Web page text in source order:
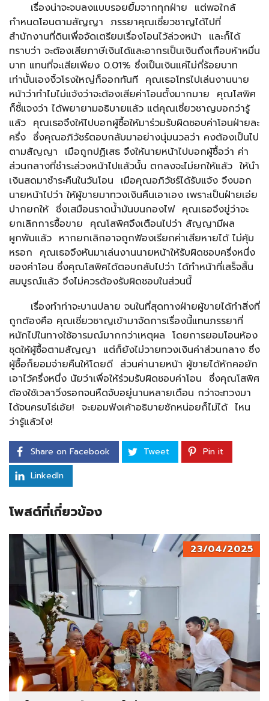
เรื่องน่าจะจบลงแบบรอยยิ้มจากทุกฝ่าย แต่พอใกล้
กำหนดโอนตามสัญญา ภรรยาคุณเชี่ยวชาญได้ไปที่
สำนักงานที่ดินเพื่อจัดเตรียมเรื่องโอนไว้ล่วงหน้า และก็ได้
ทราบว่า จะต้องเสียภาษีเงินได้และอากรเป็นเงินถึงเกือบห้าหมื่น
บาท แทนที่จะเสียเพียง 0.01% ซึ่งเป็นเงินแค่ไม่กี่ร้อยบาท
เท่านั้นเองงิ้วโรงใหญ่ก็ออกทันที คุณเธอโทรไปเล่นงานนาย
หน้าว่าทำไมไม่แจ้งว่าจะต้องเสียค่าโอนตั้งมากมาย คุณโสพิศ
ก็ชี้แจงว่า ได้พยายามอธิบายแล้ว แต่คุณเชี่ยวชาญบอกว่ารู้
แล้ว คุณเธอจึงให้ไปบอกผู้ซื้อให้มาร่วมรับผิดชอบค่าโอนฝ่ายละ
ครึ่ง ซึ่งคุณอภิวัชร์ตอบกลับมาอย่างนุ่มนวลว่า คงต้องเป็นไป
ตามสัญญา เมือถูกปฏิเสธ จึงให้นายหน้าไปบอกผู้ซื้อว่า ค่า
ส่วนกลางที่ชำระล่วงหน้าไปแล้วนั้น ตกลงจะไม่ยกให้แล้ว ให้นำ
เงินสดมาชำระคืนในวันโอน เมือคุณอภิวัชร์ได้รับแจ้ง จึงบอก
นายหน้าไปว่า ให้ผู้ขายมาทวงเงินคืนเอาเอง เพราะเป็นฝ่ายเอ่ย
ปากยกให้ ซึ่งเสมือนราดน้ำมันบนกองไฟ คุณเธอจึงขู่ว่าจะ
ยกเลิกการซื้อขาย คุณโสพิศจึงเตือนไปว่า สัญญามีผล
ผูกพันแล้ว หากยกเลิกอาจถูกฟ้องเรียกค่าเสียหายได้ ไม่คุ้ม
หรอก คุณเธอจึงหันมาเล่นงานนายหน้าให้รับผิดชอบครึ่งหนึ่ง
ของค่าโอน ซึ่งคุณโสพิศได้ตอบกลับไปว่า ได้ทำหน้าที่เสร็จสิ้น
สมบูรณ์แล้ว จึงไม่ควรต้องรับผิดชอบในส่วนนี้
เรื่องทำท่าจะบานปลาย จนในที่สุดทางฝ่ายผู้ขายได้ทำสิ่งที่
ถูกต้องคือ คุณเชี่ยวชาญเข้ามาจัดการเรื่องนี้แทนภรรยาที่
หนักไปในทางใช้อารมณ์มากกว่าเหตุผล โดยการยอมโอนห้อง
ชุดให้ผู้ซื้อตามสัญญา แต่ก็ยังไม่วายทวงเงินค่าส่วนกลาง ซึ่ง
ผู้ซื้อก็ยอมจ่ายคืนให้โดยดี ส่วนค่านายหน้า ผู้ขายได้หักคอยัก
เอาไว้ครึ่งหนึ่ง นัยว่าเพื่อให้ร่วมรับผิดชอบค่าโอน ซึ่งคุณโสพิศ
ต้องใช้เวลาวิ่งรอกจนหืดจับอยู่นานหลายเดือน กว่าจะทวงมา
ได้จนครบโธ่เอ้ย! จะยอมฟังเค้าอธิบายซักหน่อยก็ไม่ได้ ไหน
ว่ารู้แล้วไง!
Share on Facebook Tweet
Pin it
LinkedIn
โพสต์ที่เกี่ยวข้อง
23/04/2025